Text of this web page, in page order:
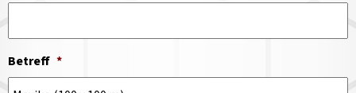
Betreff *